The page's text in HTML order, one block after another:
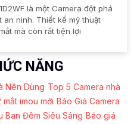
là một Camera đột phá
ninh. Thiết kế mỹ thuật
mà còn rất tiện lợi
NĂNG
Nên Dùng Top 5 Camera nhà
imou mới Báo Giá Camera
Ban Đêm Siêu Sáng Báo giá